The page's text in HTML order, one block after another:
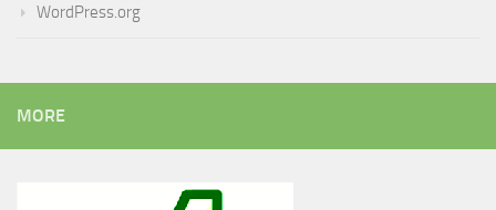
WordPress.org
MORE